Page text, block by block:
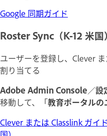
Google 同期ガイド
Roster Sync（K-12 米国）
ユーザーを登録し、Clever
割り当てる
Adobe Admin Console／設
移動して、「教育ポータル
Clever または Classlink ガイ